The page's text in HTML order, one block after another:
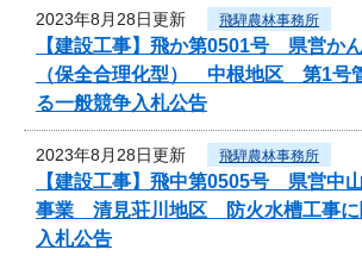
2023年8月28日更新 飛騨農林事務所
【建設工事】飛か第0501号 県営か
（保全合理化型） 中根地区 第1号
る一般競争入札公告
2023年8月28日更新 飛騨農林事務所
【建設工事】飛中第0505号 県営中
事業 清見荘川地区 防火水槽工事に
入札公告